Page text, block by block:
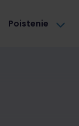
Poistenie